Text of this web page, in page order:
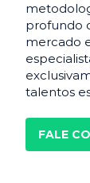
profundo
mercado
talentos
FALE